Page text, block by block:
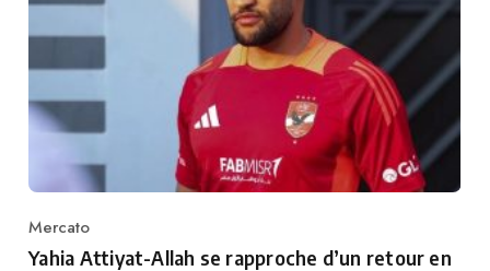
Category
Mercato
Yahia Attiyat-Allah se rapproche d’un retour en